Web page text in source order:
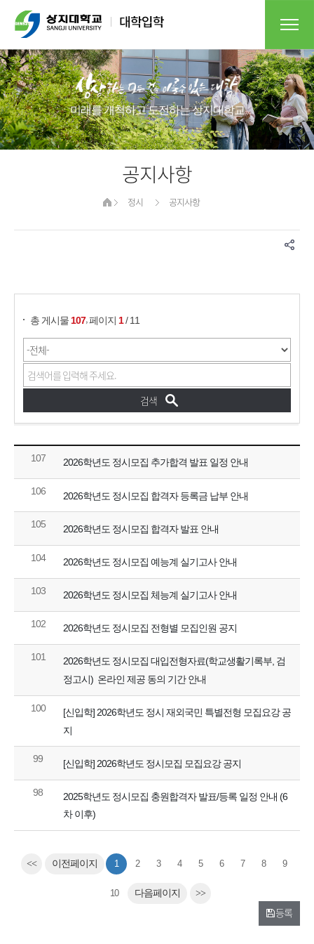
미래를 개척하고 도전하는 상지대학교​
공지사항
정시 공지사항
총 게시물 107,페이지 1/ 11
107 2026학년도 정시모집 추가합격 발표 일정 안내
106 2026학년도 정시모집 합격자 등록금 납부 안내
105 2026학년도 정시모집 합격자 발표 안내
104 2026학년도 정시모집 예능계 실기고사 안내
103 2026학년도 정시모집 체능계 실기고사 안내
102 2026학년도 정시모집 전형별 모집인원 공지
101
2026학년도 정시모집 대입전형자료(학교생활기록부, 검
정고시) 온라인 제공 동의 기간 안내
100
[신입학] 2026학년도 정시 재외국민 특별전형 모집요강 공
지
99 [신입학] 2026학년도 정시모집 모집요강 공지
98
2025학년도 정시모집 충원합격자 발표/등록 일정 안내 (6
차 이후)
<< 이전페이지 1 2 3 4 5 6 7 8 9
10 다음페이지 >>
등록